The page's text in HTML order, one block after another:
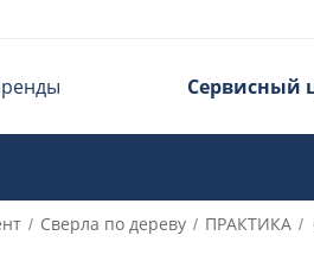
Сервисный
/ Сверла по дереву / ПРАКТИКА /